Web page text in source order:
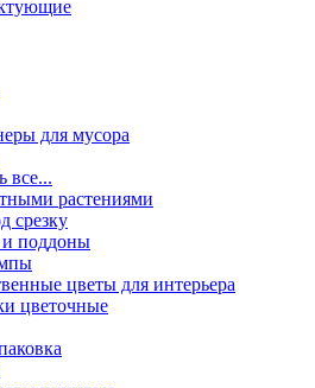
для мусора
все...
растениями
срезку
поддоны
цветы для интерьера
цветочные